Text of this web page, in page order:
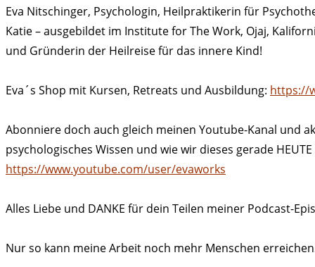
Eva Nitschinger, Psychologin, Heilpraktikerin für
Katie – ausgebildet im Institute for The Work, Ojaj,
und Gründerin der Heilreise für das innere Kind!
Eva´s Shop mit Kursen, Retreats und Ausbildung: https://
Abonniere doch auch gleich meinen Youtube-Kanal und
psychologisches Wissen und wie wir dieses gerade
https://www.youtube.com/user/evaworks
Alles Liebe und DANKE für dein Teilen meiner Podcast-
Nur so kann meine Arbeit noch mehr Menschen